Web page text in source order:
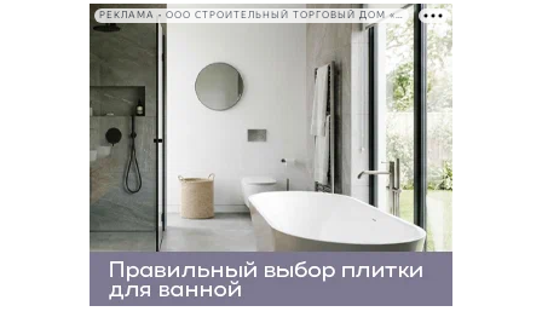
РЕКЛАМА • ООО СТРОИТЕЛЬНЫЙ ТОРГОВЫЙ ДОМ «ПЕТРОВИЧ». ИНН: 7802348846